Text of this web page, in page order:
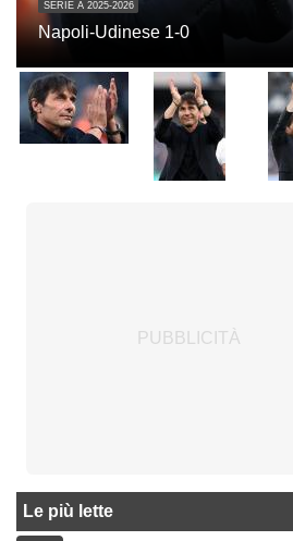
SERIE A 2025-2026
Napoli-Udinese 1-0
Le più lette